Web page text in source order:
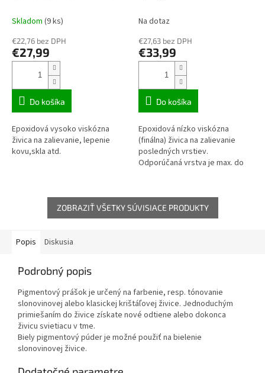
Skladom (9 ks)
€22,76 bez DPH
€27,99
Do košíka
Epoxidová vysoko viskózna
živica na zalievanie, lepenie
kovu,skla atd.
Na dotaz
€27,63 bez DPH
€33,99
Do košíka
Epoxidová nízko viskózna
(finálna) živica na zalievanie
posledných vrstiev.
Odporúčaná vrstva je max. do
ZOBRAZIŤ VŠETKY SÚVISIACE PRODUKTY
Popis Diskusia
Podrobný popis
Pigmentový prášok je určený na farbenie, resp. tónovanie
slonovinovej alebo klasickej krištáľovej živice. Jednoduchým
primiešaním do živice získate nové odtiene alebo dokonca
živicu svietiacu v tme.
Biely pigmentový púder je možné použiť na bielenie
slonovinovej živice.